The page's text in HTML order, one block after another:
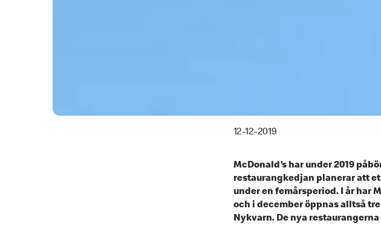
12-12-2019
McDonald’s har under 2019
restaurangkedjan planerar att
under en femårsperiod. I år har
och i december öppnas alltså
Nykvarn. De nya